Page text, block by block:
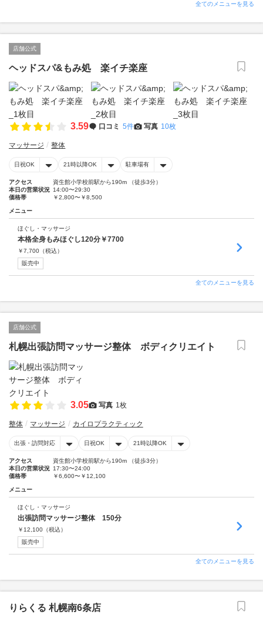
全てのメニューを見る
店舗公式
ヘッドスパ&もみ処 楽イチ楽座
3.59 口コミ 5件 写真 10枚
マッサージ 整体
日祝OK 21時以降OK 駐車場有
アクセス
資生館小学校前駅から190m （徒歩3分）
本日の営業状況 14:00〜29:30
価格帯
￥2,800〜￥8,500
メニュー
ほぐし・マッサージ
本格全身もみほぐし120分￥7700
￥7,700 （税込）
販売中
全てのメニューを見る
店舗公式
札幌出張訪問マッサージ整体 ボディクリエイト
3.05 写真 1枚
整体 マッサージ カイロプラクティック
出張・訪問対応 日祝OK 21時以降OK
アクセス
資生館小学校前駅から190m （徒歩3分）
本日の営業状況 17:30〜24:00
価格帯
￥6,600〜￥12,100
メニュー
ほぐし・マッサージ
出張訪問マッサージ整体 150分
￥ 12,100 （税込）
販売中
全てのメニューを見る
りらくる 札幌南6条店